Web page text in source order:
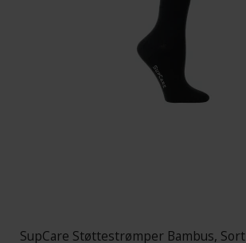
SupCare Støttestrømper Bambus, Sort